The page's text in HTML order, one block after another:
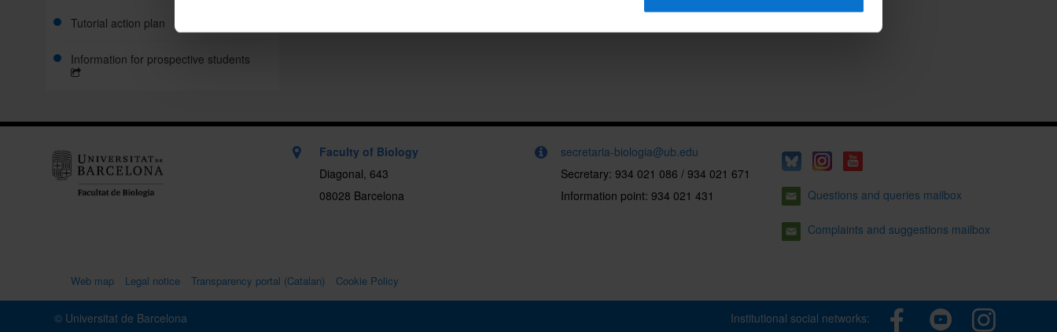
Tutorial action plan
Information for prospective students
Faculty of Biology
Diagonal, 643
08028 Barcelona
secretaria-biologia@ub.edu
Secretary: 934 021 086 / 934 021 671
Information point: 934 021 431
Questions and queries mailbox
Complaints and suggestions mailbox
Web map Legal notice Transparency portal (Catalan) Cookie Policy
© Universitat de Barcelona Institutional social networks: